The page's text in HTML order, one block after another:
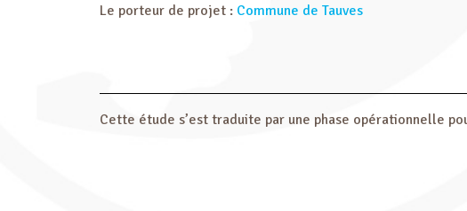
Le porteur de projet : Commune de Tauves
Cette étude s’est traduite par une phase opérationnelle